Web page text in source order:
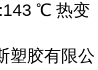
℃ 热变
塑胶有限公